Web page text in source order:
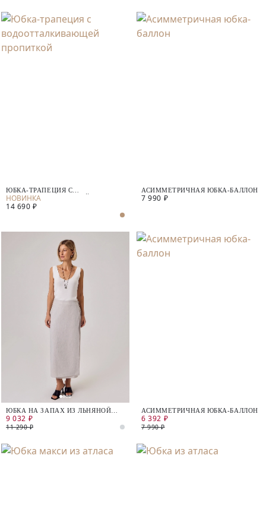
ЮБКА-ТРАПЕЦИЯ С
ВОДООТТАЛКИВАЮЩЕЙ
ПРОПИТКОЙ
14 690 ₽
АСИММЕТРИЧНАЯ ЮБКА-БАЛЛОН
7 990 ₽
ЮБКА НА ЗАПАХ ИЗ ЛЬНЯНОЙ
ТКАНИ
9 032 ₽
11 290 ₽
АСИММЕТРИЧНАЯ ЮБКА-БАЛЛОН
6 392 ₽
7 990 ₽